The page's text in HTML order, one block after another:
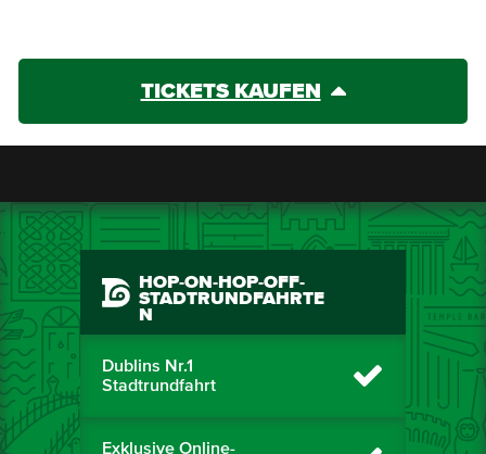
TICKETS KAUFEN
HOP-ON-HOP-OFF-
STADTRUNDFAHRTE
N
Dublins Nr.1
Stadtrundfahrt
Exklusive Online-